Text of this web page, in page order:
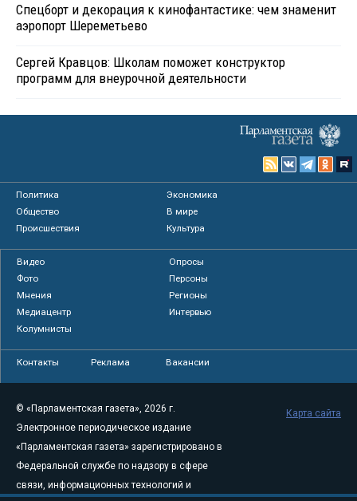
Спецборт и декорация к кинофантастике: чем знаменит
аэропорт Шереметьево
Сергей Кравцов: Школам поможет конструктор
программ для внеурочной деятельности
Политика
Экономика
Общество
В мире
Происшествия
Культура
Видео
Опросы
Фото
Персоны
Мнения
Регионы
Медиацентр
Интервью
Колумнисты
Контакты Реклама Вакансии
© «Парламентская газета», 2026 г.
Электронное периодическое издание
«Парламентская газета» зарегистрировано в
Федеральной службе по надзору в сфере
связи, информационных технологий и
Карта сайта